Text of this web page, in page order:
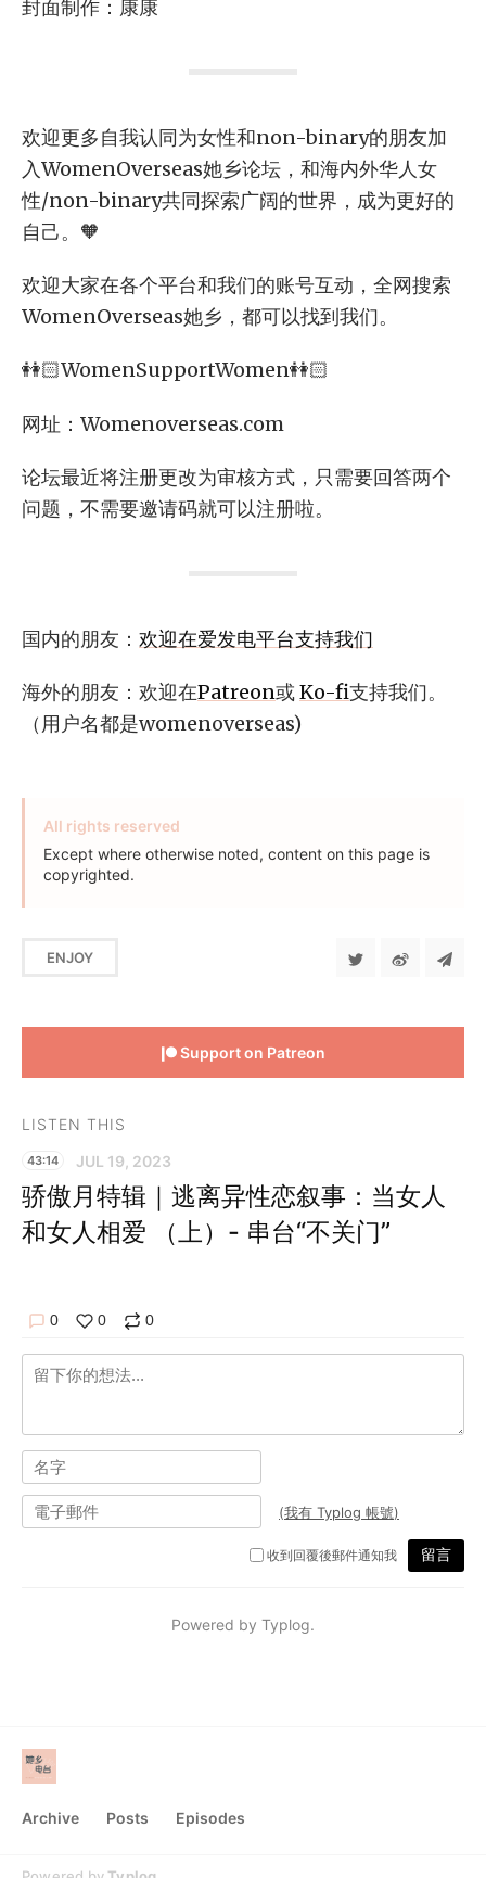
封面制作：康康
欢迎更多自我认同为女性和non-binary的朋友加
入WomenOverseas她乡论坛，和海内外华人女
性/non-binary共同探索广阔的世界，成为更好的
自己。🧡
欢迎大家在各个平台和我们的账号互动，全网搜索
WomenOverseas她乡，都可以找到我们。
👭🏻WomenSupportWomen👭🏻
网址：Womenoverseas.com
论坛最近将注册更改为审核方式，只需要回答两个
问题，不需要邀请码就可以注册啦。
国内的朋友： 欢迎在爱发电平台支持我们
海外的朋友：欢迎在Patreon或Ko-fi支持我们。
（用户名都是womenoverseas)
All rights reserved
Except where otherwise noted, content on this page is
copyrighted.
ENJOY
Support on Patreon
LISTEN THIS
43:14 JUL 19, 2023
骄傲月特辑｜逃离异性恋叙事：当女人
和女人相爱 （上）- 串台“不关门”
Archive Posts Episodes